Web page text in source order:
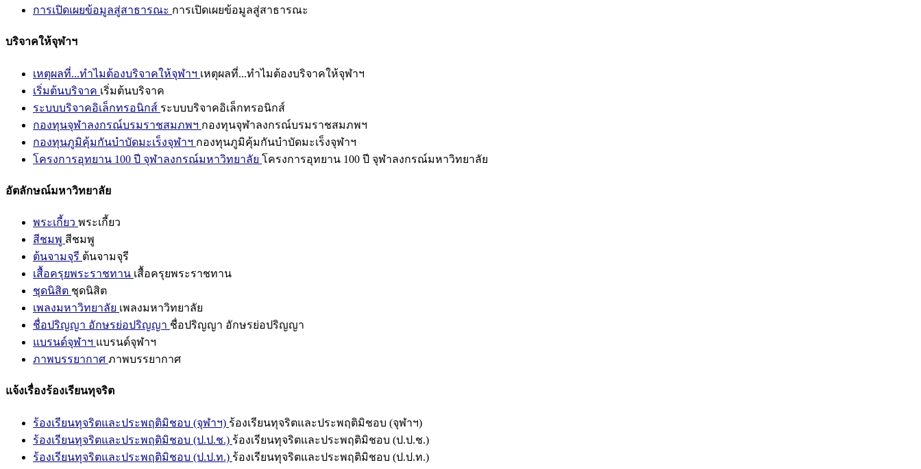
การเปิดเผยข้อมูลสู่สาธารณะ การเปิดเผยข้อมูลสู่สาธารณะ
บริจาคให้จุฬาฯ
เหตุผลที่...ทำไมต้องบริจาคให้จุฬาฯ เหตุผลที่...ทำไมต้องบริจาคให้จุฬาฯ
เริ่มต้นบริจาค เริ่มต้นบริจาค
ระบบบริจาคอิเล็กทรอนิกส์ ระบบบริจาคอิเล็กทรอนิกส์
กองทุนจุฬาลงกรณ์บรมราชสมภพฯ กองทุนจุฬาลงกรณ์บรมราชสมภพฯ
กองทุนภูมิคุ้มกันบำบัดมะเร็งจุฬาฯ กองทุนภูมิคุ้มกันบำบัดมะเร็งจุฬาฯ
โครงการอุทยาน 100 ปี จุฬาลงกรณ์มหาวิทยาลัย โครงการอุทยาน 100 ปี จุฬาลงกรณ์มหาวิทยาลัย
อัตลักษณ์มหาวิทยาลัย
พระเกี้ยว พระเกี้ยว
สีชมพู สีชมพู
ต้นจามจุรี ต้นจามจุรี
เสื้อครุยพระราชทาน เสื้อครุยพระราชทาน
ชุดนิสิต ชุดนิสิต
เพลงมหาวิทยาลัย เพลงมหาวิทยาลัย
ชื่อปริญญา อักษรย่อปริญญา ชื่อปริญญา อักษรย่อปริญญา
แบรนด์จุฬาฯ แบรนด์จุฬาฯ
ภาพบรรยากาศ ภาพบรรยากาศ
แจ้งเรื่องร้องเรียนทุจริต
ร้องเรียนทุจริตและประพฤติมิชอบ (จุฬาฯ) ร้องเรียนทุจริตและประพฤติมิชอบ (จุฬาฯ)
ร้องเรียนทุจริตและประพฤติมิชอบ (ป.ป.ช.) ร้องเรียนทุจริตและประพฤติมิชอบ (ป.ป.ช.)
ร้องเรียนทุจริตและประพฤติมิชอบ (ป.ป.ท.) ร้องเรียนทุจริตและประพฤติมิชอบ (ป.ป.ท.)